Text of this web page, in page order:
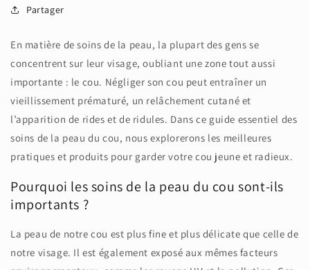
Partager
En matière de soins de la peau, la plupart des gens se
concentrent sur leur visage, oubliant une zone tout aussi
importante : le cou. Négliger son cou peut entraîner un
vieillissement prématuré, un relâchement cutané et
l’apparition de rides et de ridules. Dans ce guide essentiel des
soins de la peau du cou, nous explorerons les meilleures
pratiques et produits pour garder votre cou jeune et radieux.
Pourquoi les soins de la peau du cou sont-ils
importants ?
La peau de notre cou est plus fine et plus délicate que celle de
notre visage. Il est également exposé aux mêmes facteurs